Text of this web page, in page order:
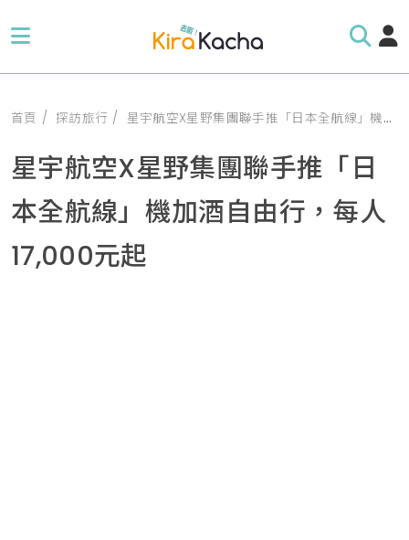
首頁 探訪旅行 星宇航空X星野集團聯手推「日本全航線」機加酒自由行，每人17,000元起
星宇航空X星野集團聯手推「日
本全航線」機加酒自由行，每人
17,000元起